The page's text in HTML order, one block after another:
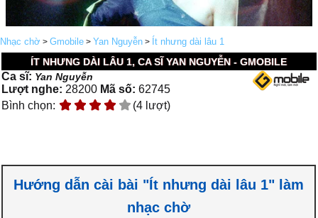
Nhạc chờ > Gmobile > Yan Nguyễn > Ít nhưng dài lâu 1
ÍT NHƯNG DÀI LÂU 1, CA SĨ YAN NGUYỄN - GMOBILE
Ca sĩ: Yan Nguyễn
Lượt nghe: 28200 Mã số: 62745
Bình chọn:
(4 lượt)
Hướng dẫn cài bài "Ít nhưng dài lâu 1" làm
nhạc chờ